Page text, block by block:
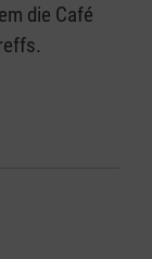
die Café